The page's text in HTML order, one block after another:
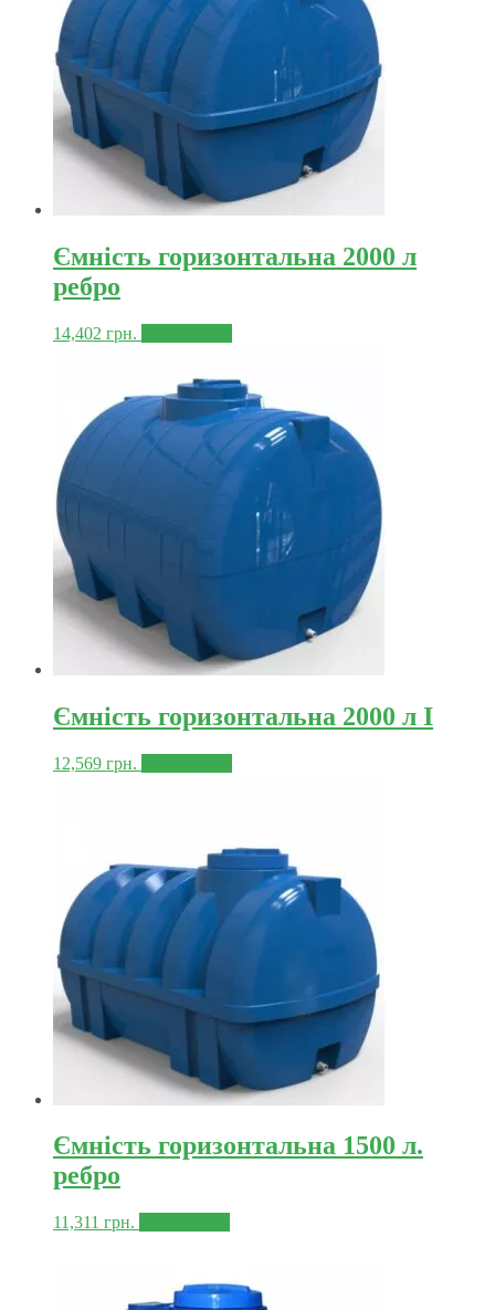
Ємність горизонтальна 2000 л
ребро
14,402 грн.
Ємність горизонтальна 2000 л I
12,569 грн.
Ємність горизонтальна 1500 л.
ребро
11,311 грн.